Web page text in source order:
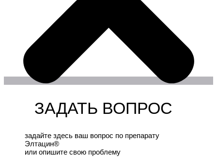
ЗАДАТЬ ВОПРОС
задайте здесь ваш вопрос по препарату
Элтацин®
или опишите свою проблему